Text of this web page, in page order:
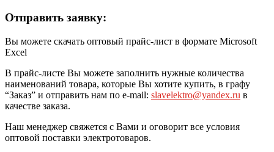
Отправить заявку:
Вы можете скачать оптовый прайс-лист в формате Microsoft
Excel
В прайс-листе Вы можете заполнить нужные количества
наименований товара, которые Вы хотите купить, в графу
“Заказ” и отправить нам по e-mail: slavelektro@yandex.ru в
качестве заказа.
Наш менеджер свяжется с Вами и оговорит все условия
оптовой поставки электротоваров.